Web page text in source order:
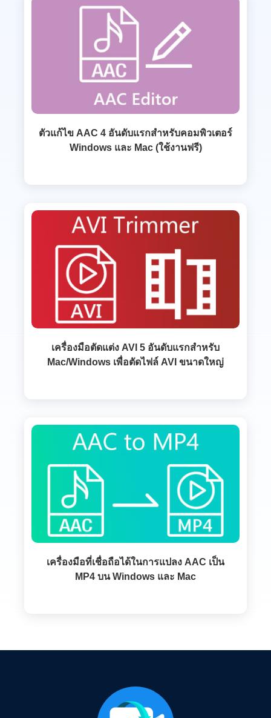
ตัวแก้ไข AAC 4 อันดับแรกสำหรับคอมพิวเตอร์
Windows และ Mac (ใช้งานฟรี)
เครื่องมือตัดแต่ง AVI 5 อันดับแรกสำหรับ
Mac/Windows เพื่อตัดไฟล์ AVI ขนาดใหญ่
เครื่องมือที่เชื่อถือได้ในการแปลง AAC เป็น
MP4 บน Windows และ Mac